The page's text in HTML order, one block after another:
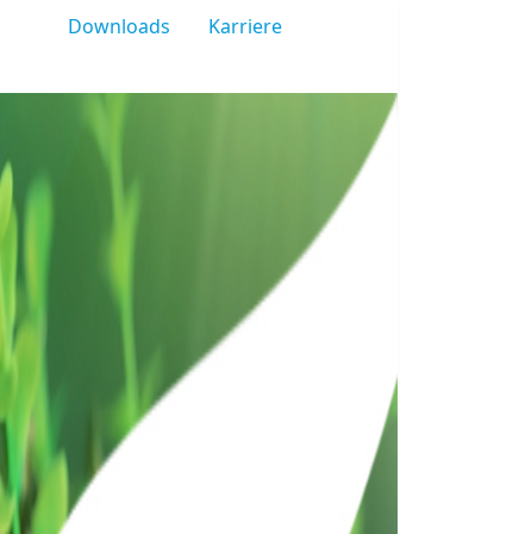
Downloads Karriere